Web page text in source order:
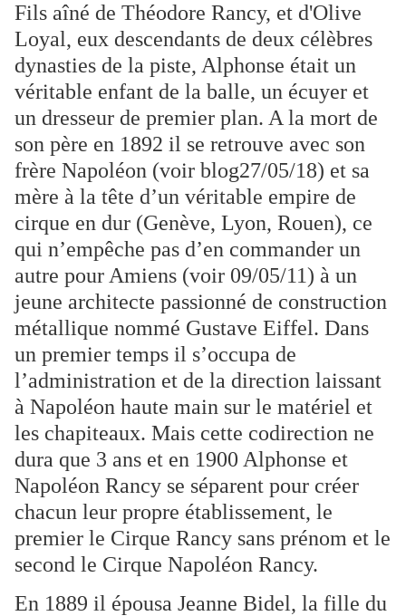
Fils aîné de Théodore Rancy, et d'Olive
Loyal, eux descendants de deux célèbres
dynasties de la piste, Alphonse était un
véritable enfant de la balle, un écuyer et
un dresseur de premier plan. A la mort de
son père en 1892 il se retrouve avec son
frère Napoléon (voir blog27/05/18) et sa
mère à la tête d’un véritable empire de
cirque en dur (Genève, Lyon, Rouen), ce
qui n’empêche pas d’en commander un
autre pour Amiens (voir 09/05/11) à un
jeune architecte passionné de construction
métallique nommé Gustave Eiffel. Dans
un premier temps il s’occupa de
l’administration et de la direction laissant
à Napoléon haute main sur le matériel et
les chapiteaux. Mais cette codirection ne
dura que 3 ans et en 1900 Alphonse et
Napoléon Rancy se séparent pour créer
chacun leur propre établissement, le
premier le Cirque Rancy sans prénom et le
second le Cirque Napoléon Rancy.
En 1889 il épousa Jeanne Bidel, la fille du